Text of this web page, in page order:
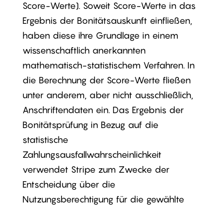
Score-Werte). Soweit Score-Werte in das
Ergebnis der Bonitätsauskunft einfließen,
haben diese ihre Grundlage in einem
wissenschaftlich anerkannten
mathematisch-statistischem Verfahren. In
die Berechnung der Score-Werte fließen
unter anderem, aber nicht ausschließlich,
Anschriftendaten ein. Das Ergebnis der
Bonitätsprüfung in Bezug auf die
statistische
Zahlungsausfallwahrscheinlichkeit
verwendet Stripe zum Zwecke der
Entscheidung über die
Nutzungsberechtigung für die gewählte